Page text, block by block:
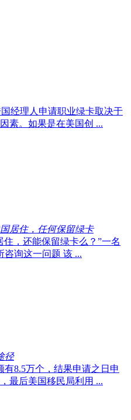
经理人申请职业绿卡取决于
素。如果是在美国创 ...
居住，任何保留绿卡
，还能保留绿卡么？”一名
咨询这一问题 该 ...
径
8.5万个，结果申请之日申
最后美国移民局利用 ...